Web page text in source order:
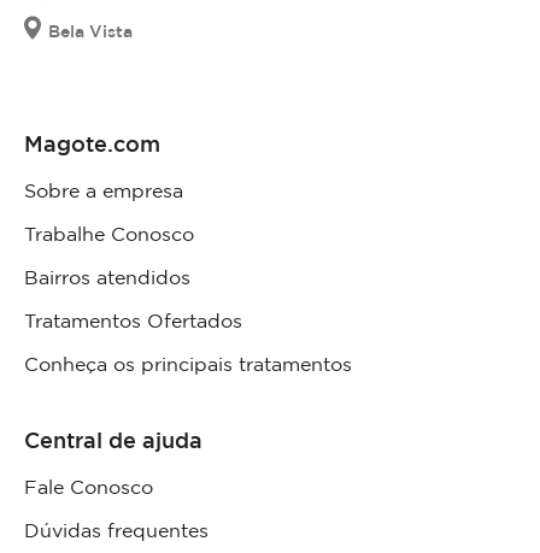
Bela Vista
Magote.com
Sobre a empresa
Trabalhe Conosco
Bairros atendidos
Tratamentos Ofertados
Conheça os principais tratamentos
Central de ajuda
Fale Conosco
Dúvidas frequentes